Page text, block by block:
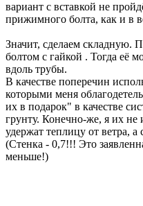
вариант с вставкой не
прижимного болта, как и в
Значит, сделаем складную.
болтом с гайкой . Тогда её
вдоль трубы.
В качестве поперечин
которыми меня
их в подарок" в качестве
грунту. Конечно-же, я их не
удержат теплицу от ветра,
(Стенка - 0,7!!! Это
меньше!)